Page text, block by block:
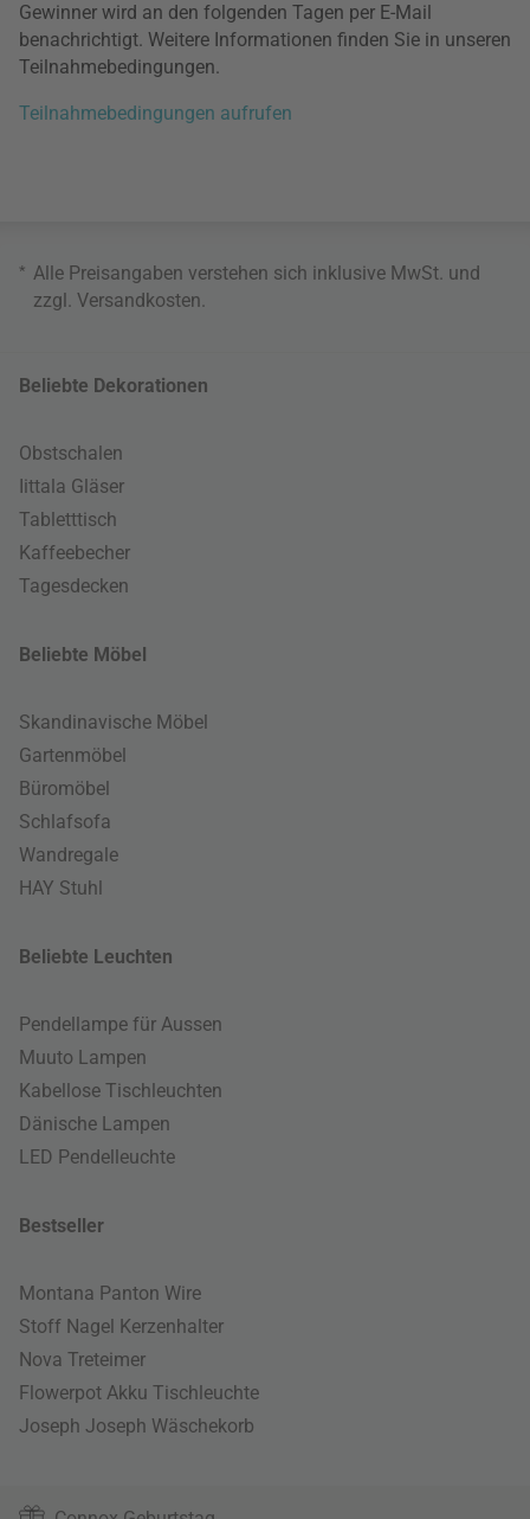
Gewinner wird an den folgenden Tagen per E-Mail
benachrichtigt. Weitere Informationen finden Sie in unseren
Teilnahmebedingungen.
Teilnahmebedingungen aufrufen
* Alle Preisangaben verstehen sich inklusive MwSt. und
zzgl. Versandkosten.
Beliebte Dekorationen
Obstschalen
Iittala Gläser
Tabletttisch
Kaffeebecher
Tagesdecken
Beliebte Möbel
Skandinavische Möbel
Gartenmöbel
Büromöbel
Schlafsofa
Wandregale
HAY Stuhl
Beliebte Leuchten
Pendellampe für Aussen
Muuto Lampen
Kabellose Tischleuchten
Dänische Lampen
LED Pendelleuchte
Bestseller
Montana Panton Wire
Stoff Nagel Kerzenhalter
Nova Treteimer
Flowerpot Akku Tischleuchte
Joseph Joseph Wäschekorb